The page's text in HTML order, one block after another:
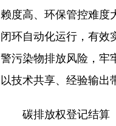
赖度高、环保管控难度
闭环自动化运行，有效
警污染物排放风险，牢
以技术共享、经验输出
碳排放权登记结算（